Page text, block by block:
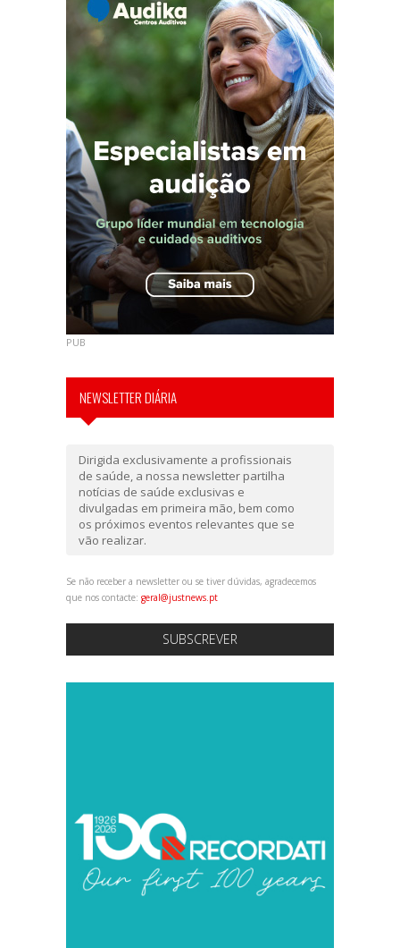
PUB
NEWSLETTER DIÁRIA
Dirigida exclusivamente a profissionais
de saúde, a nossa newsletter partilha
notícias de saúde exclusivas e
divulgadas em primeira mão, bem como
os próximos eventos relevantes que se
vão realizar.
Se não receber a newsletter ou se tiver dúvidas, agradecemos
que nos contacte: geral@justnews.pt
SUBSCREVER